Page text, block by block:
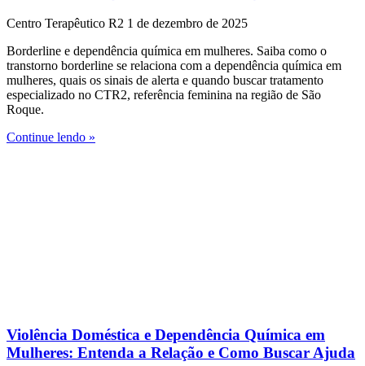
Centro Terapêutico R2 1 de dezembro de 2025
Borderline e dependência química em mulheres. Saiba como o
transtorno borderline se relaciona com a dependência química em
mulheres, quais os sinais de alerta e quando buscar tratamento
especializado no CTR2, referência feminina na região de São
Roque.
Continue lendo »
Violência Doméstica e Dependência Química em
Mulheres: Entenda a Relação e Como Buscar Ajuda